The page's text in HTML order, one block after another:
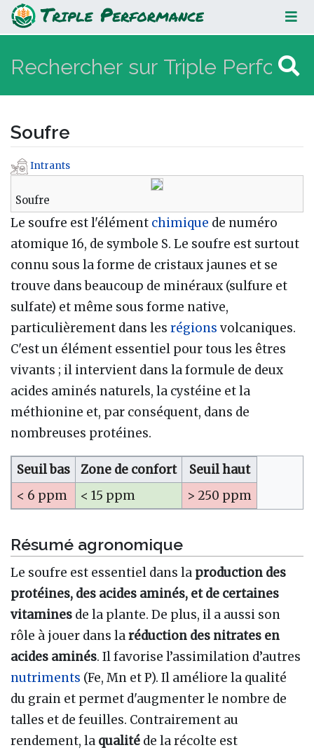
Soufre
Soufre
Aller à :navigation
Intrants
Soufre
Le soufre est l'élément chimique de numéro
atomique 16, de symbole S. Le soufre est surtout
connu sous la forme de cristaux jaunes et se
trouve dans beaucoup de minéraux (sulfure et
sulfate) et même sous forme native,
particulièrement dans les régions volcaniques.
C'est un élément essentiel pour tous les êtres
vivants ; il intervient dans la formule de deux
acides aminés naturels, la cystéine et la
méthionine et, par conséquent, dans de
nombreuses protéines.
Seuil bas Zone de confort
Seuil haut
< 6 ppm
< 15 ppm > 250 ppm
Résumé agronomique
Le soufre est essentiel dans la production des
protéines, des acides aminés, et de certaines
vitamines de la plante. De plus, il a aussi son
rôle à jouer dans laréduction des nitrates en
acides aminés. Il favorise l’assimilation d’autres
nutriments (Fe, Mn et P). Il améliore la qualité
du grain et permet d'augmenter le nombre de
talles et de feuilles. Contrairement au
rendement, la qualité de la récolte est